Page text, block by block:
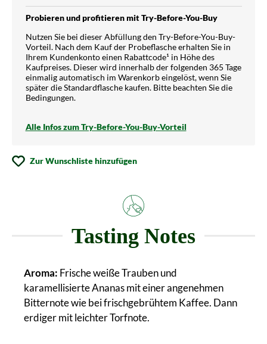
Probieren und profitieren mit Try-Before-You-Buy
Nutzen Sie bei dieser Abfüllung den Try-Before-You-Buy-
Vorteil. Nach dem Kauf der Probeflasche erhalten Sie in
Ihrem Kundenkonto einen Rabattcode¹ in Höhe des
Kaufpreises. Dieser wird innerhalb der folgenden 365 Tage
einmalig automatisch im Warenkorb eingelöst, wenn Sie
später die Standardflasche kaufen. Bitte beachten Sie die
Bedingungen.
Alle Infos zum Try-Before-You-Buy-Vorteil
Zur Wunschliste hinzufügen
Tasting Notes
Aroma: Frische weiße Trauben und
karamellisierte Ananas mit einer angenehmen
Bitternote wie bei frischgebrühtem Kaffee. Dann
erdiger mit leichter Torfnote.